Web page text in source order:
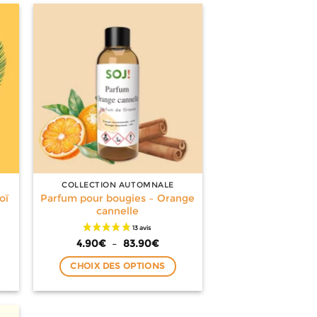
plusieurs
variations.
Les
options
peuvent
être
choisies
sur
la
du
produit
COLLECTION AUTOMNALE
Parfum pour bougies – Orange
cannelle
4.90€ – 83.90€Plage
prix :
4.90€
83.90€
CHOIX DES OPTIONS